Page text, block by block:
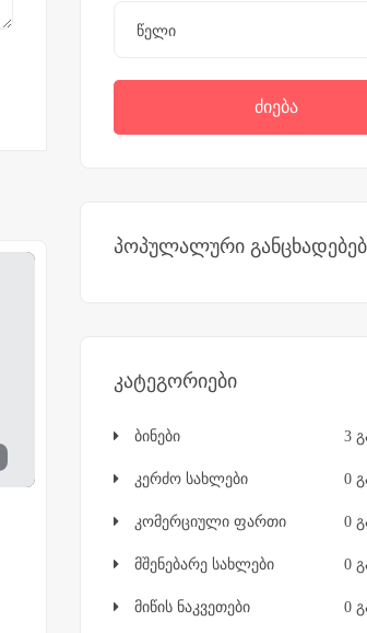
წელი
ძიება
პოპულალური
კატეგორიები
ბინები 3
კერძო სახლები 0
კომერციული ფართი 0
მშენებარე სახლები 0
მიწის ნაკვეთები 0